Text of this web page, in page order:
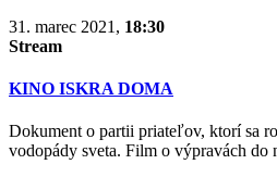
31. marec 2021, 18:30
Stream
KINO ISKRA DOMA
Dokument o partii priateľov, ktorí sa
vodopády sveta. Film o výpravách do